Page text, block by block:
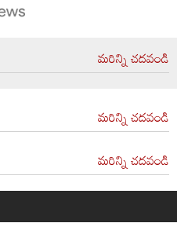
మరిన్ని చదవండి
మరిన్ని చదవండి
మరిన్ని చదవండి